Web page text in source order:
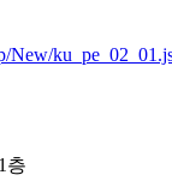
층